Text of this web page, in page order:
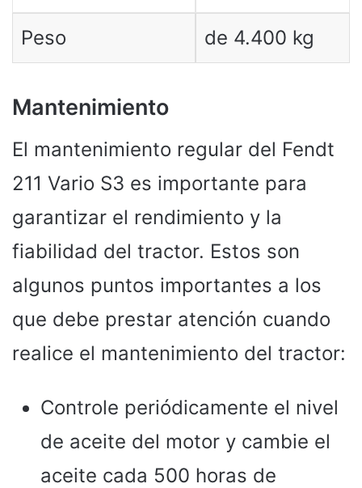
Peso de 4.400 kg
Mantenimiento
El mantenimiento regular del Fendt
211 Vario S3 es importante para
garantizar el rendimiento y la
fiabilidad del tractor. Estos son
algunos puntos importantes a los
que debe prestar atención cuando
realice el mantenimiento del tractor:
Controle periódicamente el nivel
de aceite del motor y cambie el
aceite cada 500 horas de